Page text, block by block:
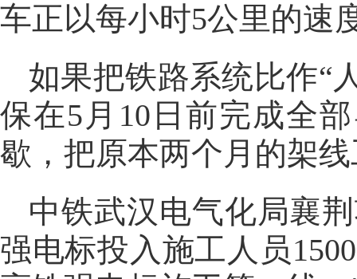
车正以每小时5公里的速
如果把铁路系统比作“
保在5月10日前完成全
歇，把原本两个月的架
中铁武汉电气化局襄
强电标投入施工人员